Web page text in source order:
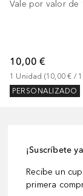
Vale por valor de
10,00 €
1 Unidad (10,00 € / 1
PERSONALIZADO
¡Suscríbete
Recibe un
primera